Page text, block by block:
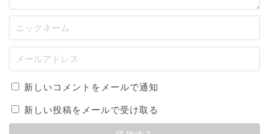
新しいコメントをメールで通知
新しい投稿をメールで受け取る